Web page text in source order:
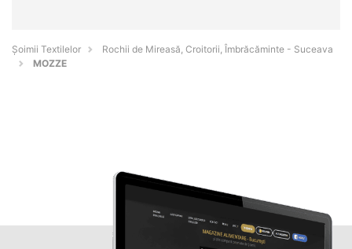
Șoimii Textilelor
Rochii de Mireasă, Croitorii, Îmbrăcăminte - Suceava
MOZZE